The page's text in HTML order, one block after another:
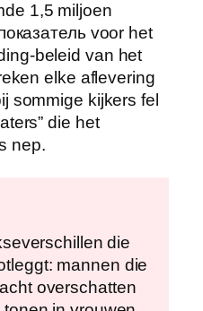
1,5 miljoen
voor het
beleid van het
elke aflevering
sommige kijkers fel
die het
nep.
die
mannen die
overschatten